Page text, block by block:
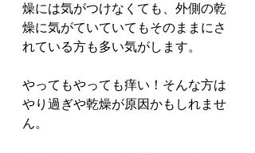
燥には気がつけなくても、外側の乾
燥に気がていていてもそのままにさ
れている方も多い気がします。
やってもやっても痒い！そんな方は
やり過ぎや乾燥が原因かもしれませ
ん。